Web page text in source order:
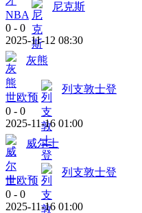
NBA
尼克斯
0 - 0
2025-11-12 08:30
灰熊
世欧预
列支敦士登
0 - 0
2025-11-16 01:00
威尔士
世欧预
列支敦士登
0 - 0
2025-11-16 01:00